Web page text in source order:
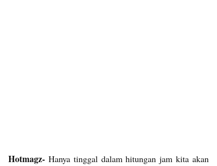
Hotmagz- Hanya tinggal dalam hitungan jam kita akan